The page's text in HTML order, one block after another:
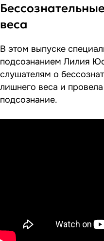
веса
В этом выпуске
подсознанием Лилия
слушателям о
лишнего веса и
подсознание.